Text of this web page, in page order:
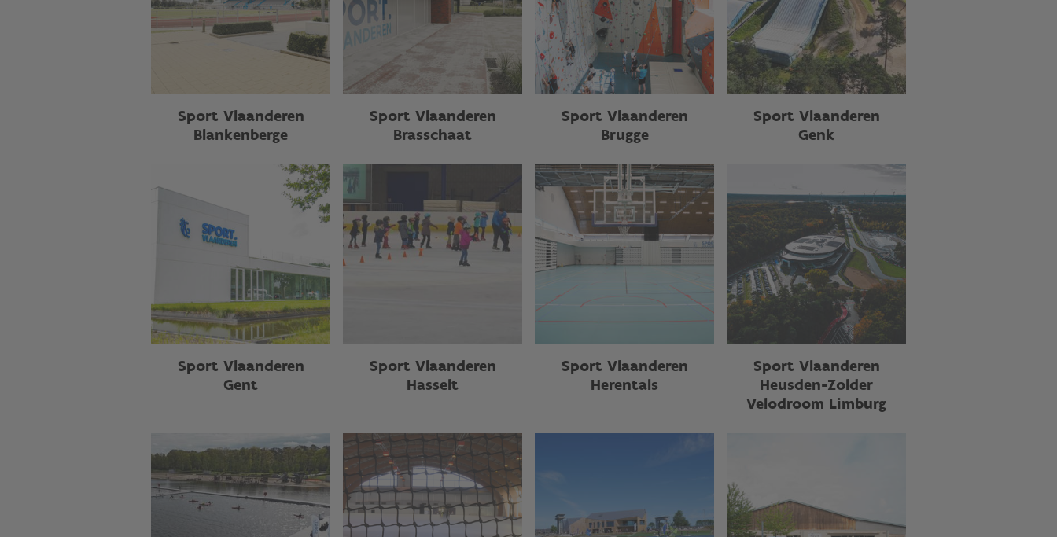
Sport Vlaanderen
Blankenberge
Sport Vlaanderen
Brasschaat
Sport Vlaanderen
Brugge
Sport Vlaanderen
Genk
Sport Vlaanderen
Gent
Sport Vlaanderen
Hasselt
Sport Vlaanderen
Herentals
Sport Vlaanderen
Heusden-Zolder
Velodroom Limburg